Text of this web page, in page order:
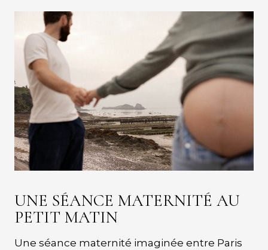
UNE SÉANCE MATERNITÉ AU
PETIT MATIN
Une séance maternité imaginée entre Paris